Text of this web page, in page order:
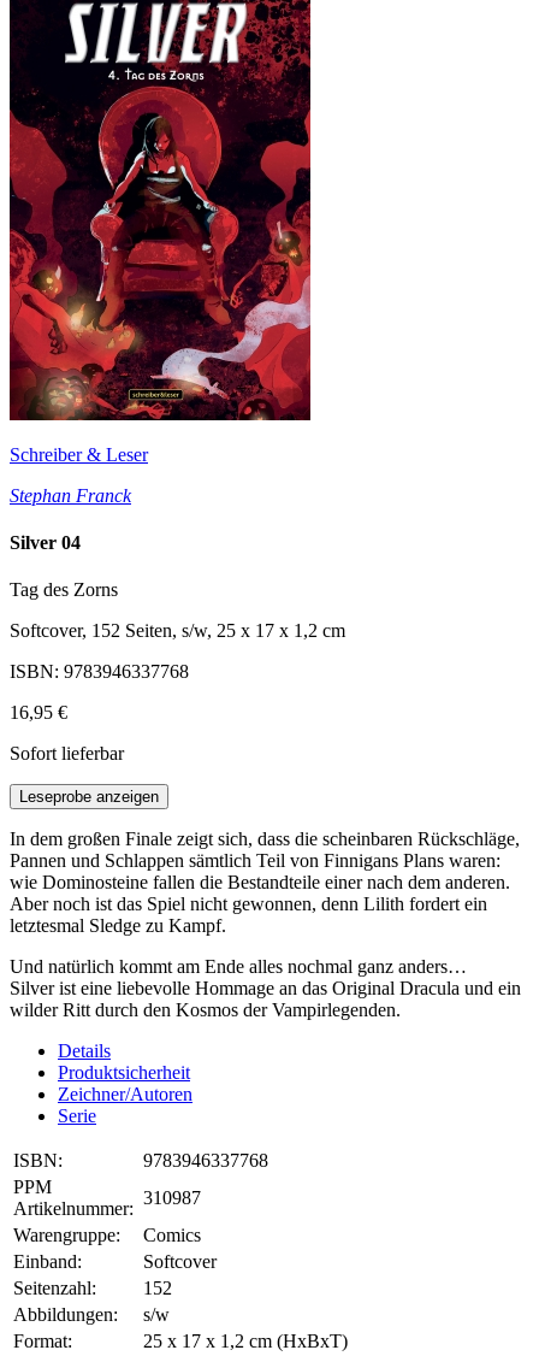
Schreiber & Leser
Stephan Franck
Silver 04
Tag des Zorns
Softcover, 152 Seiten, s/w, 25 x 17 x 1,2 cm
ISBN: 9783946337768
16,95 €
Sofort lieferbar
Leseprobe anzeigen
In dem großen Finale zeigt sich, dass die scheinbaren Rückschläge,
Pannen und Schlappen sämtlich Teil von Finnigans Plans waren:
wie Dominosteine fallen die Bestandteile einer nach dem anderen.
Aber noch ist das Spiel nicht gewonnen, denn Lilith fordert ein
letztesmal Sledge zu Kampf.
Und natürlich kommt am Ende alles nochmal ganz anders…
Silver ist eine liebevolle Hommage an das Original Dracula und ein
wilder Ritt durch den Kosmos der Vampirlegenden.
Details
Produktsicherheit
Zeichner/Autoren
Serie
ISBN:
9783946337768
PPM
Artikelnummer:
310987
Warengruppe:
Comics
Einband:
Softcover
Seitenzahl:
152
Abbildungen:
s/w
Format:
25 x 17 x 1,2 cm (HxBxT)